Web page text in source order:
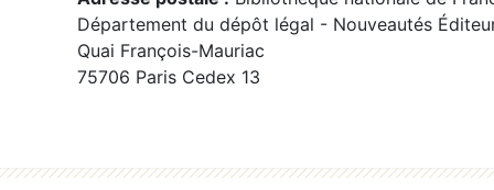
Département du dépôt légal - Nouveautés
Quai François-Mauriac
75706 Paris Cedex 13